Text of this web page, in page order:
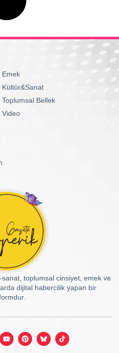
Emek
Kültür&Sanat
Toplumsal Bellek
Video
toplumsal cinsiyet, emek ve
dijital habercilik yapan bir